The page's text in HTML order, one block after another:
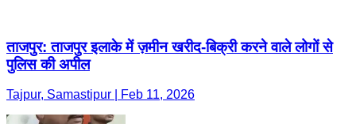
ताजपुर: ताजपुर इलाके में ज़मीन खरीद-बिक्री करने वाले लोगों से
पुलिस की अपील
Tajpur, Samastipur | Feb 11, 2026